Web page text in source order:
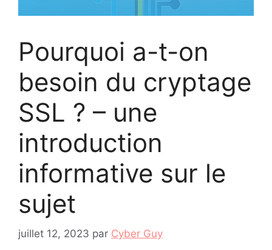
Pourquoi a-t-on
besoin du cryptage
SSL ? – une
introduction
informative sur le
sujet
juillet 12, 2023 par Cyber Guy